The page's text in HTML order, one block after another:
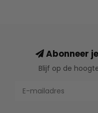
Abonneer
Blijf op de